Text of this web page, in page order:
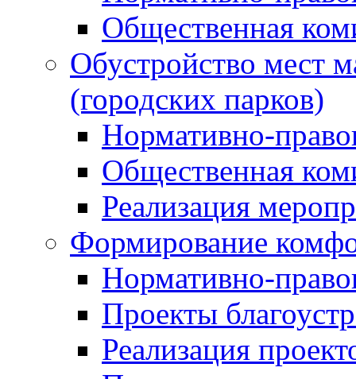
Общественная
Обустройство мест
(городских парков)
Нормативно-
Общественная
Реализация
Формирование
Нормативно-
Проекты
Реализация